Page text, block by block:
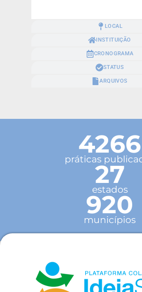
LOCAL
INSTITUIÇÃO
CRONOGRAMA
STATUS
ARQUIVOS
4266
práticas
27
estados
920
municípios